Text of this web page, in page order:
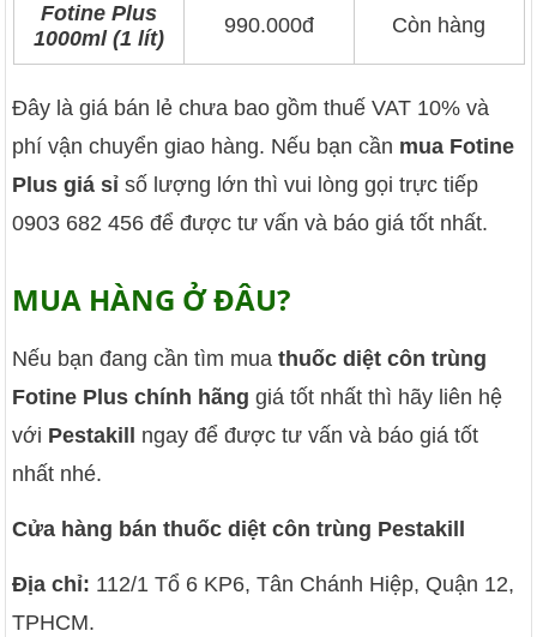
Fotine Plus
1000ml (1 lít)
990.000đ Còn hàng
Đây là giá bán lẻ chưa bao gồm thuế VAT 10% và
phí vận chuyển giao hàng. Nếu bạn cần mua Fotine
Plus giá sỉ số lượng lớn thì vui lòng gọi trực tiếp
0903 682 456 để được tư vấn và báo giá tốt nhất.
MUA HÀNG Ở ĐÂU?
Nếu bạn đang cần tìm mua thuốc diệt côn trùng
Fotine Plus chính hãng giá tốt nhất thì hãy liên hệ
với Pestakill ngay để được tư vấn và báo giá tốt
nhất nhé.
Cửa hàng bán thuốc diệt côn trùng Pestakill
Địa chỉ: 112/1 Tổ 6 KP6, Tân Chánh Hiệp, Quận 12,
TPHCM.